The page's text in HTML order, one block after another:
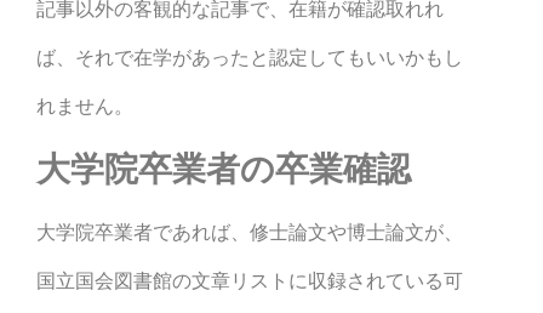
記事以外の客観的な記事で、在籍が確認取れれ
ば、それで在学があったと認定してもいいかもし
れません。
大学院卒業者の卒業確認
大学院卒業者であれば、修士論文や博士論文が、
国立国会図書館の文章リストに収録されている可